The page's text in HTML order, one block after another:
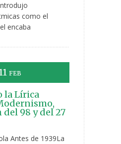
como el
encaba
FEB
la Lírica
del 98 y del 27
Antes de 1939La